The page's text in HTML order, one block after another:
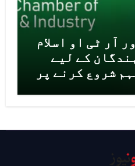
آر ٹی او اسلام
کے لیے
شروع کرنے پر